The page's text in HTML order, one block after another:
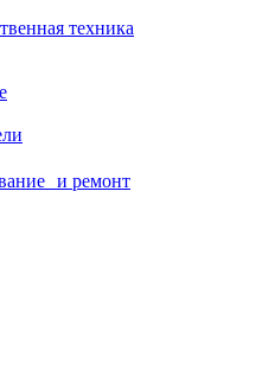
техника
и ремонт